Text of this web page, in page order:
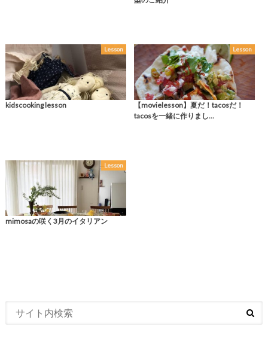
Lesson
kidscooking lesson
Lesson
【movielesson】夏だ！tacosだ！
tacosを一緒に作りまし…
Lesson
mimosaの咲く3月のイタリアン